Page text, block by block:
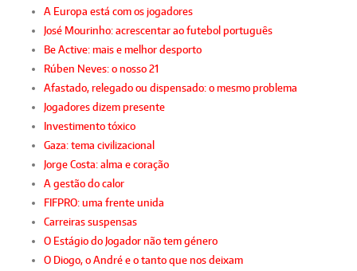
A Europa está com os jogadores
José Mourinho: acrescentar ao futebol português
Be Active: mais e melhor desporto
Rúben Neves: o nosso 21
Afastado, relegado ou dispensado: o mesmo problema
Jogadores dizem presente
Investimento tóxico
Gaza: tema civilizacional
Jorge Costa: alma e coração
A gestão do calor
FIFPRO: uma frente unida
Carreiras suspensas
O Estágio do Jogador não tem género
O Diogo, o André e o tanto que nos deixam